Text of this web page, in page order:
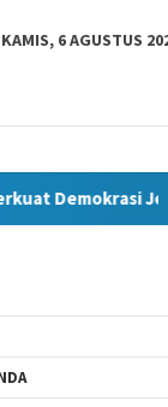
KAMIS, 6 AGUSTUS
Jelang Pemilu